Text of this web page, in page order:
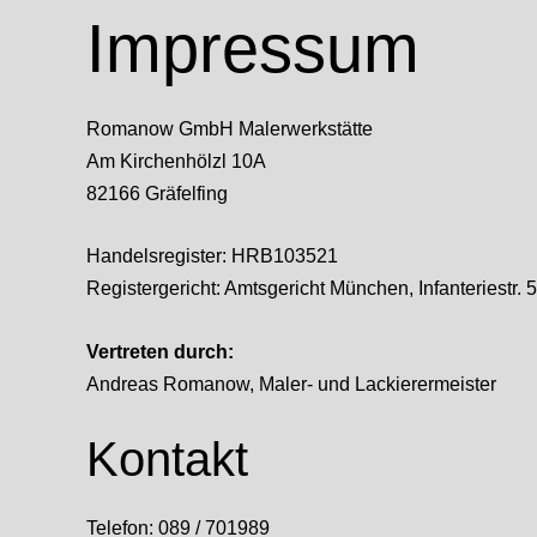
Impressum
Romanow GmbH Malerwerkstätte
Am Kirchenhölzl 10A
82166 Gräfelfing
Handelsregister: HRB103521
Registergericht: Amtsgericht München, Infanteriestr.
Vertreten durch:
Andreas Romanow, Maler- und Lackierermeister
Kontakt
Telefon: 089 / 701989